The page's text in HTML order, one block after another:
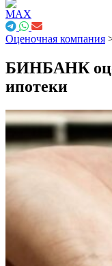
Оценочная компания
БИНБАНК
ипотеки